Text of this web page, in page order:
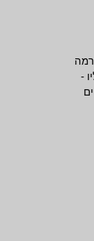
-